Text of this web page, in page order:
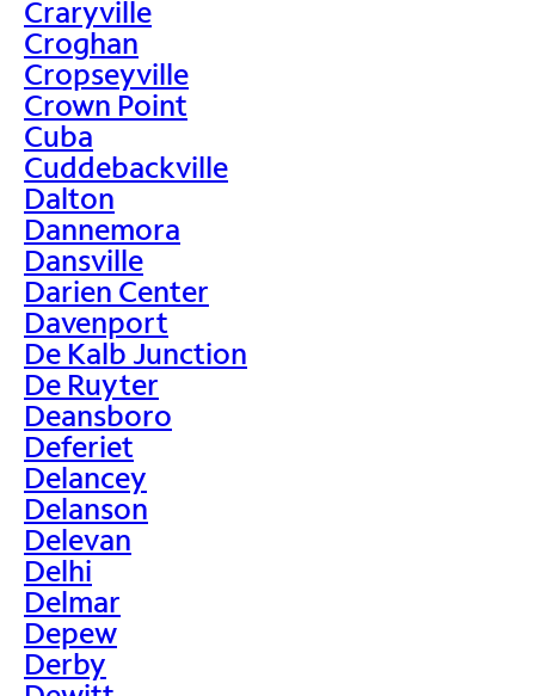
Craryville
Croghan
Cropseyville
Crown Point
Cuba
Cuddebackville
Dalton
Dannemora
Dansville
Darien Center
Davenport
De Kalb Junction
De Ruyter
Deansboro
Deferiet
Delancey
Delanson
Delevan
Delhi
Delmar
Depew
Derby